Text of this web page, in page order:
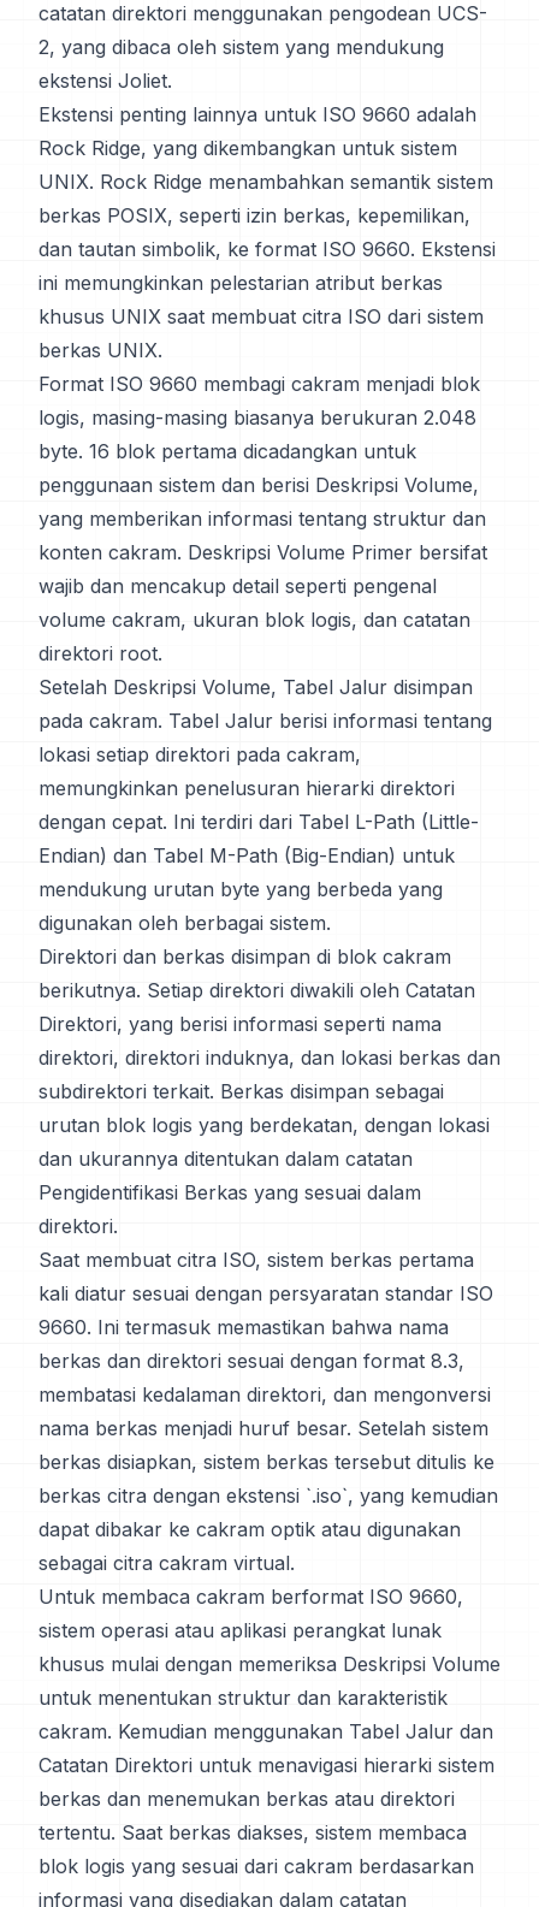
catatan direktori menggunakan pengodean UCS-
2, yang dibaca oleh sistem yang mendukung
ekstensi Joliet.
Ekstensi penting lainnya untuk ISO 9660 adalah
Rock Ridge, yang dikembangkan untuk sistem
UNIX. Rock Ridge menambahkan semantik sistem
berkas POSIX, seperti izin berkas, kepemilikan,
dan tautan simbolik, ke format ISO 9660. Ekstensi
ini memungkinkan pelestarian atribut berkas
khusus UNIX saat membuat citra ISO dari sistem
berkas UNIX.
Format ISO 9660 membagi cakram menjadi blok
logis, masing-masing biasanya berukuran 2.048
byte. 16 blok pertama dicadangkan untuk
penggunaan sistem dan berisi Deskripsi Volume,
yang memberikan informasi tentang struktur dan
konten cakram. Deskripsi Volume Primer bersifat
wajib dan mencakup detail seperti pengenal
volume cakram, ukuran blok logis, dan catatan
direktori root.
Setelah Deskripsi Volume, Tabel Jalur disimpan
pada cakram. Tabel Jalur berisi informasi tentang
lokasi setiap direktori pada cakram,
memungkinkan penelusuran hierarki direktori
dengan cepat. Ini terdiri dari Tabel L-Path (Little-
Endian) dan Tabel M-Path (Big-Endian) untuk
mendukung urutan byte yang berbeda yang
digunakan oleh berbagai sistem.
Direktori dan berkas disimpan di blok cakram
berikutnya. Setiap direktori diwakili oleh Catatan
Direktori, yang berisi informasi seperti nama
direktori, direktori induknya, dan lokasi berkas dan
subdirektori terkait. Berkas disimpan sebagai
urutan blok logis yang berdekatan, dengan lokasi
dan ukurannya ditentukan dalam catatan
Pengidentifikasi Berkas yang sesuai dalam
direktori.
Saat membuat citra ISO, sistem berkas pertama
kali diatur sesuai dengan persyaratan standar ISO
9660. Ini termasuk memastikan bahwa nama
berkas dan direktori sesuai dengan format 8.3,
membatasi kedalaman direktori, dan mengonversi
nama berkas menjadi huruf besar. Setelah sistem
berkas disiapkan, sistem berkas tersebut ditulis ke
berkas citra dengan ekstensi `.iso`, yang kemudian
dapat dibakar ke cakram optik atau digunakan
sebagai citra cakram virtual.
Untuk membaca cakram berformat ISO 9660,
sistem operasi atau aplikasi perangkat lunak
khusus mulai dengan memeriksa Deskripsi Volume
untuk menentukan struktur dan karakteristik
cakram. Kemudian menggunakan Tabel Jalur dan
Catatan Direktori untuk menavigasi hierarki sistem
berkas dan menemukan berkas atau direktori
tertentu. Saat berkas diakses, sistem membaca
blok logis yang sesuai dari cakram berdasarkan
informasi yang disediakan dalam catatan